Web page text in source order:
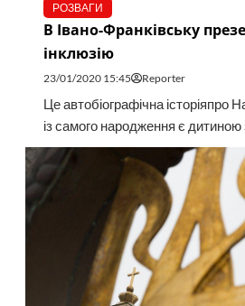
РОЗВАГИ
В Івано-Франківську
інклюзію
23/01/2020 15:45 Reporter
Це автобіографічна історіяпро
із самого народження є дитиною